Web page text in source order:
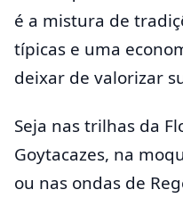
é a mistura de
típicas e uma
deixar de valorizar
Seja nas trilhas da
Goytacazes, na
ou nas ondas de